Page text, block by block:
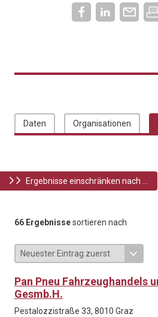
Daten Organisationen
Ergebnisse einschränken nach ...
66 Ergebnissesortieren nach
Pan Pneu Fahrzeughandels
Gesmb.H.
Pestalozzistraße 33, 8010 Graz